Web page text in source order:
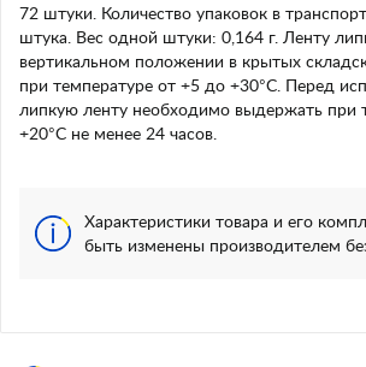
72 штуки. Количество упаковок в
штука. Вес одной штуки: 0,164 г. Ленту
вертикальном положении в крытых
при температуре от +5 до +30°С. Перед
липкую ленту необходимо выдержать при
+20°С не менее 24 часов.
Характеристики товара и его
быть изменены производителем